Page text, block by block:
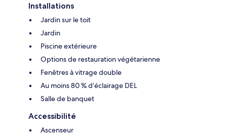
Installations
Jardin sur le toit
Jardin
Piscine extérieure
Options de restauration végétarienne
Fenêtres à vitrage double
Au moins 80 % d’éclairage DEL
Salle de banquet
Accessibilité
Ascenseur